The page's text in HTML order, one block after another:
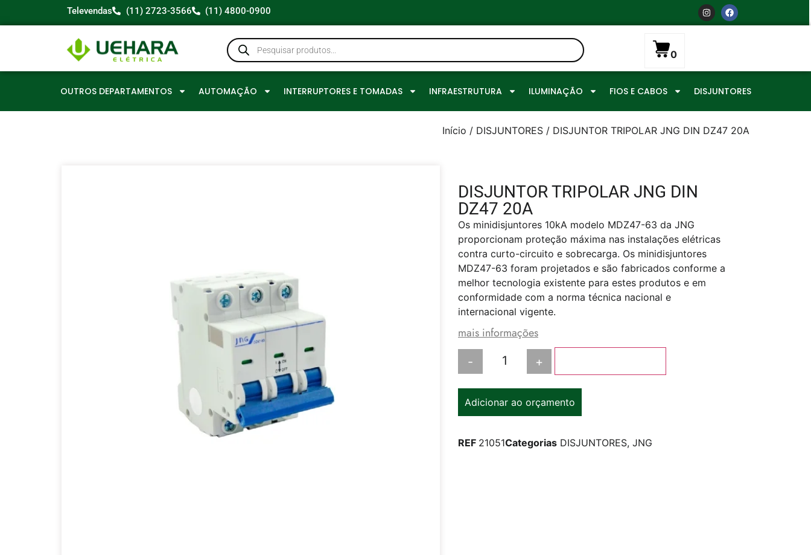
Televendas (11) 2723-3566 (11) 4800-0900
0
OUTROS DEPARTAMENTOS AUTOMAÇÃO INTERRUPTORES E TOMADAS INFRAESTRUTURA ILUMINAÇÃO FIOS E CABOS DISJUNTORES
Início / DISJUNTORES / DISJUNTOR TRIPOLAR JNG DIN DZ47 20A
DISJUNTOR TRIPOLAR JNG DIN
DZ47 20A
Os minidisjuntores 10kA modelo MDZ47-63 da JNG
proporcionam proteção máxima nas instalações elétricas
contra curto-circuito e sobrecarga. Os minidisjuntores
MDZ47-63 foram projetados e são fabricados conforme a
melhor tecnologia existente para estes produtos e em
conformidade com a norma técnica nacional e
internacional vigente.
mais informações
- +
Adicionar ao orçamento
REF 21051Categorias DISJUNTORES, JNG